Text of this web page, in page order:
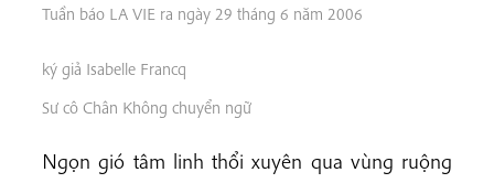
Tuần báo LA VIE ra ngày 29 tháng 6 năm 2006
ký giả Isabelle Francq
Sư cô Chân Không chuyển ngữ
Ngọn gió tâm linh thổi xuyên qua vùng ruộng